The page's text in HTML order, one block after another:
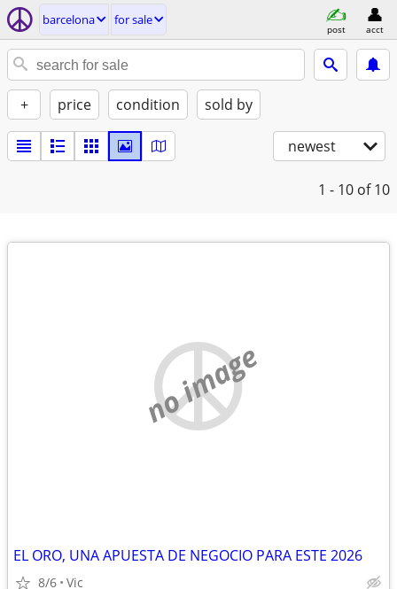
barcelona for sale
post acct
+ price condition sold by
newest
1 - 10 of 10
no image
EL ORO, UNA APUESTA DE NEGOCIO PARA ESTE 2026
8/6 Vic